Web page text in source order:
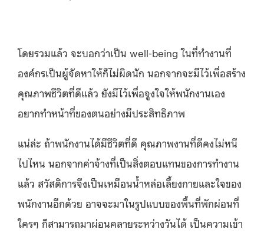
โดยรวมแล้ว จะบอกว่าเป็น well-being ในที่ทำงานที่
องค์กรเป็นผู้จัดหาให้ก็ไม่ผิดนัก นอกจากจะมีไว้เพื่อสร้าง
คุณภาพชีวิตที่ดีแล้ว ยังมีไว้เพื่อจูงใจให้พนักงานเอง
อยากทำหน้าที่ของตนอย่างมีประสิทธิภาพ
แน่ล่ะ ถ้าพนักงานได้มีชีวิตที่ดี คุณภาพงานที่ดีคงไม่หนี
ไปไหน นอกจากค่าจ้างที่เป็นสิ่งตอบแทนของการทำงาน
แล้ว สวัสดิการจึงเป็นเหมือนน้ำหล่อเลี้ยงกายและใจของ
พนักงานอีกด้วย อาจจะมาในรูปแบบของพื้นที่พักผ่อนที่
ใครๆ ก็สามารถมาผ่อนคลายระหว่างวันได้ เป็นความเข้า